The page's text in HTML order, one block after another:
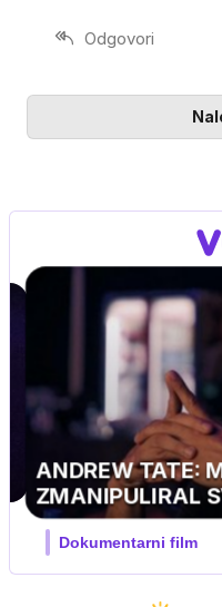
Odgovori
MOJ PRIJATELJ
Film meseca /